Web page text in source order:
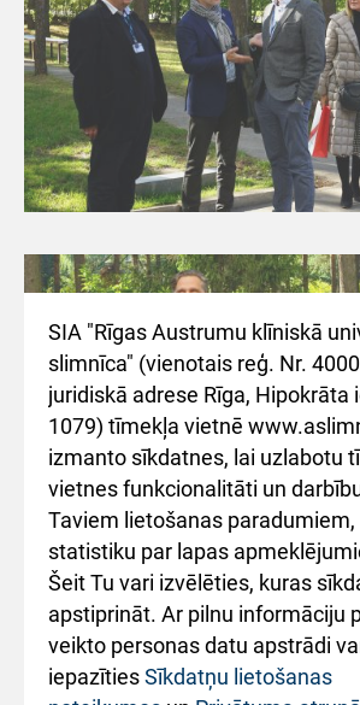
Izziņai.2019.gada 31.oktobrī
Austrumu klīnisko
Centrālo finanšu un līgumu
SIA "Rīgas Austrumu klīniskā
slimnīca" (vienotais reģ. Nr.
juridiskā adrese Rīga, Hipokrāta
1079) tīmekļa vietnē
izmanto sīkdatnes, lai uzlabotu
vietnes funkcionalitāti un
Taviem lietošanas paradumiem,
statistiku par lapas
Šeit Tu vari izvēlēties, kuras
apstiprināt. Ar pilnu informāciju
veikto personas datu apstrādi
iepazītiesSīkdatņu lietošanas